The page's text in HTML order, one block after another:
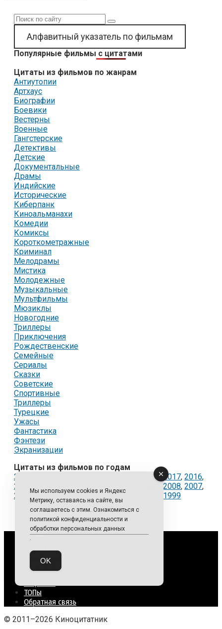
Поиск:
Алфавитный указатель по фильмам
Популярные фильмы с цитатами
Цитаты из фильмов по жанрам
Антиутопии
Артхаус
Биографии
Боевики
Вестерны
Военные
Гангстерские
Детективы
Детские
Документальные
Драмы
Индийские
Исторические
Киберпанк
Киноальманахи
Комедии
Комиксы
Короткометражные
Криминал
Мелодрамы
Мистика
Молодежные
Музыкальные
Мультфильмы
Мюзиклы
Новогодние
Триллеры
Приключения
Рождественские
Семейные
Сериалы
Сказки
Советские
Спортивные
Триллеры
Турецкие
Ужасы
Фантастика
Фэнтези
Экранизации
Цитаты из фильмов по годам
2024
2018, 2017, 2016,
2015 , 2012 2011 2008, 2007,
2006,2005,2004 ,2003, 2002,2001 1999
Актеры
Кинопорошки
Кинофакты
Режиссеры
ТОПы
Обратная связь
© 2011–2026 Киноцитатник
Мы используем cookies и Яндекс
Метрику, оставаясь на сайте, вы
соглашаетесь с этим. Ознакомиться с
политикой конфиденциальности и
обработки персональных данных
.
OK